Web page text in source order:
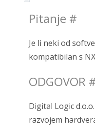
Pitanje #
Je li neki od
kompatibilan s
ODGOVOR
Digital Logic
razvojem